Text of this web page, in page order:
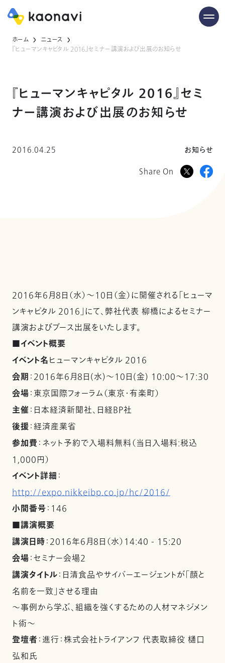
ホーム
ニュース
『ヒューマンキャピタル 2016』セミナー講演および出展のお知らせ
『ヒューマンキャピタル 2016』セミ
ナー講演および出展のお知らせ
2016.04.25 お知らせ
Share On
2016年6月8日（水）～10日（金）に開催される「ヒューマ
ンキャピタル 2016」にて、弊社代表 柳橋によるセミナー
講演およびブース出展をいたします。
■イベント概要
イベント名ヒューマンキャピタル 2016
会期 ：2016年6月8日(水)～10日(金) 10:00～17:30
会場：東京国際フォーラム（東京・有楽町）
主催：日本経済新聞社、日経BP社
後援：経済産業省
参加費 ：ネット予約で入場料無料（当日入場料:税込
1,000円）
イベント詳細 ：
http://expo.nikkeibp.co.jp/hc/2016/
小間番号：146
■講演概要
講演日時：2016年6月8日（水）14:40 - 15:20
会場：セミナー会場2
講演タイトル：日清食品やサイバーエージェントが「顔と
名前を一致」させる理由
～事例から学ぶ、組織を強くするための人材マネジメン
ト術～
登壇者：進行：株式会社トライアンフ 代表取締役 樋口
弘和氏